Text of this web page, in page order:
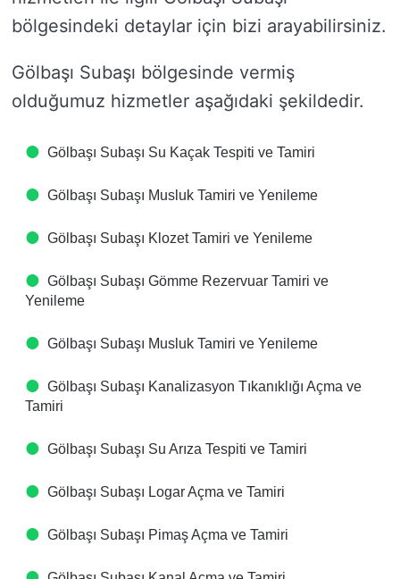
bölgesindeki detaylar için bizi arayabilirsiniz.
Gölbaşı Subaşı bölgesinde vermiş
olduğumuz hizmetler aşağıdaki şekildedir.
Gölbaşı Subaşı Su Kaçak Tespiti ve Tamiri
Gölbaşı Subaşı Musluk Tamiri ve Yenileme
Gölbaşı Subaşı Klozet Tamiri ve Yenileme
Gölbaşı Subaşı Gömme Rezervuar Tamiri ve
Yenileme
Gölbaşı Subaşı Musluk Tamiri ve Yenileme
Gölbaşı Subaşı Kanalizasyon Tıkanıklığı Açma ve
Tamiri
Gölbaşı Subaşı Su Arıza Tespiti ve Tamiri
Gölbaşı Subaşı Logar Açma ve Tamiri
Gölbaşı Subaşı Pimaş Açma ve Tamiri